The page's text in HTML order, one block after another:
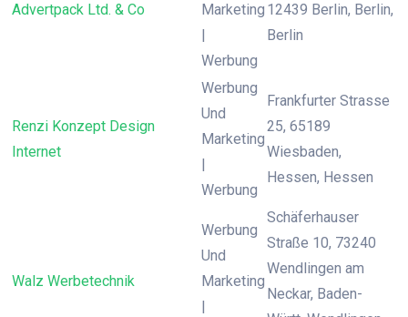
Advertpack Ltd. & Co
Marketing
|
Werbung
12439 Berlin, Berlin,
Berlin
Renzi Konzept Design
Internet
Werbung
Und
Marketing
|
Werbung
Frankfurter Strasse
25, 65189
Wiesbaden,
Hessen, Hessen
Walz Werbetechnik
Werbung
Und
Marketing
|
Schäferhauser
Straße 10, 73240
Wendlingen am
Neckar, Baden-